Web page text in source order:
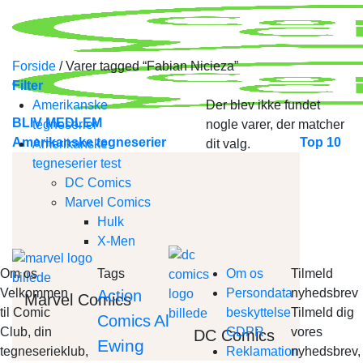
BLIV MEDLEM
Amerikanske tegneserier
Marvel Comics
DC Comics
Top 10
Forside /Varer tagged “Fabian Nicieza”
Filter
Amerikanske
tegneserier
Amerikanske
tegneserier test
DC Comics
Marvel Comics
Hulk
X-Men
Der blev ikke fundet
nogle varer, der matcher
dit valg.
Om os
Velkommen
til Comic
Club, din
tegneserieklub,
Tags
Action
Comics Al
Ewing
Om os
Persondata
beskyttelse
GDPR
Reklamation
Tilmeld
nyhedsbrev
Tilmeld dig
vores
nyhedsbrev,